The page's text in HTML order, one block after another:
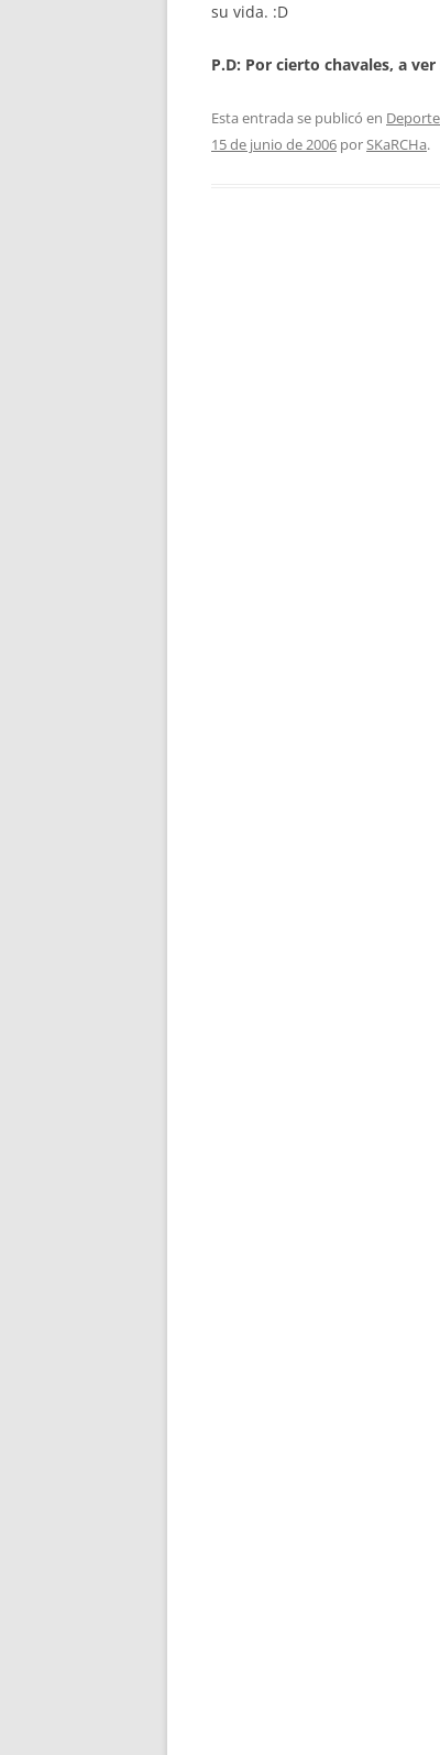
su vida. :D
P.D: Por cierto chavales, a
Esta entrada se publicó en
15 de junio de 2006 porSKaRCHa.